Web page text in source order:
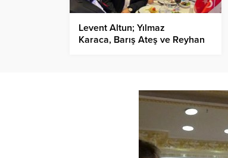
Levent Altun; Yılmaz
Karaca, Barış Ateş ve Reyhan